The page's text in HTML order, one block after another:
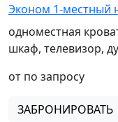
Эконом 1-местный
одноместная
шкаф, телевизор,
от по запросу
ЗАБРОНИРОВАТЬ